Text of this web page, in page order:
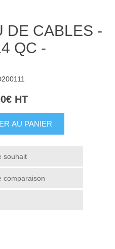
DE CABLES -
QC -
HT
AU PANIER
souhait
comparaison